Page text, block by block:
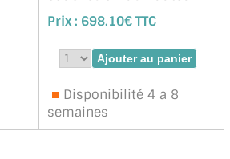
1100 mm x Largeur 1600
mm avec double vitrage
4/18/4FE
Marque : BIGNON -
Prix : 698.10€ TTC
Disponibilité 4 a 8
semaines